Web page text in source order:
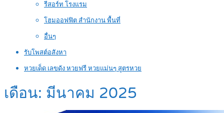
รีสอร์ท โรงแรม
โฮมออฟฟิต สำนักงาน พื้นที่
อื่นๆ
รับโพสต์อสังหา
หวยเด็ด เลขดัง หวยฟรี หวยแม่นๆ สูตรหวย
เดือน: มีนาคม 2025